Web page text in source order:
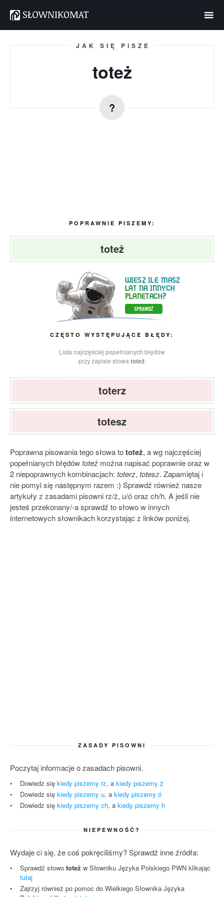
JAK SIĘ PISZE
toteż
POPRAWNIE PISZEMY:
toteż
CZĘSTO WYSTĘPUJĄCE BŁĘDY:
Lista najczęściej popełnianych błędów
przy zapisie słowa toteż:
toterz
totesz
Poprawna pisowania tego słowa tototeż, a wg najczęściej
popełnianych błędówtoteż można napisać poprawnie oraz w
2 niepoprawnych kombinacjach: toterz, totesz. Zapamiętaj i
nie pomyl się następnym razem :) Sprawdź również nasze
artykuły z zasadami pisowni rz/ż, u/ó oraz ch/h. A jeśli nie
jesteś przekonany/-a sprawdź to słowo w innych
internetowych słownikach korzystając z linków poniżej.
ZASADY PISOWNI
Poczytaj informacje o zasadach pisowni.
Dowiedz się kiedy piszemy rz, a kiedy piszemy ż
Dowiedz się kiedy piszemy u, a kiedy piszemy ó
Dowiedz się kiedy piszemy ch, a kiedy piszemy h
NIEPEWNOŚĆ?
Wydaje ci się, że coś pokręciliśmy? Sprawdź inne źródła:
Sprawdź słowo toteż w Słowniku Języka Polskiego PWN klikając
tutaj
Zajrzyj również po pomoc do Wielkiego Słownika Języka